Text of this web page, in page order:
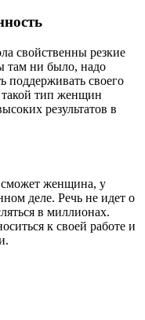
свойственны резкие
там ни было, надо
поддерживать своего
такой тип женщин
результатов в
сможет женщина, у
деле. Речь не идет о
в миллионах.
к своей работе и